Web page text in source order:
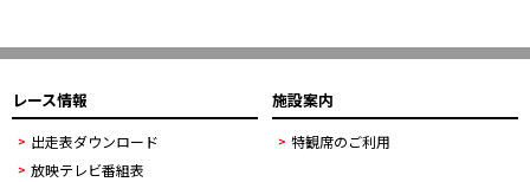
レース情報
出走表ダウンロード
放映テレビ番組表
施設案内
特観席のご利用